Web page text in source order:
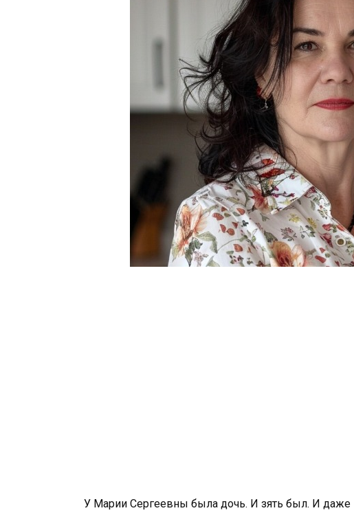
У Марии Сергеевны была дочь. И зять был. И